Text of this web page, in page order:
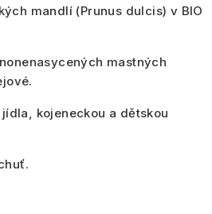
mandlí (Prunus dulcis) v BIO
mastných
kojeneckou a dětskou